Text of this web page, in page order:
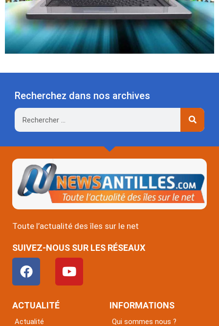
Recherchez dans nos archives
Rechercher
Toute l’actualité des îles sur le net
SUIVEZ-NOUS SUR LES RÉSEAUX
F
a
c
e
Y
o
u
ACTUALITÉ
Actualité
INFORMATIONS
Qui sommes nous ?